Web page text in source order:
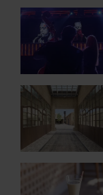
Sundaze
Jam
à
Valencia
Tres
planes
para
escuchar
jazz
en
en
València
«
Mémoire
habitée
:
des
Ateliers
artisanaux